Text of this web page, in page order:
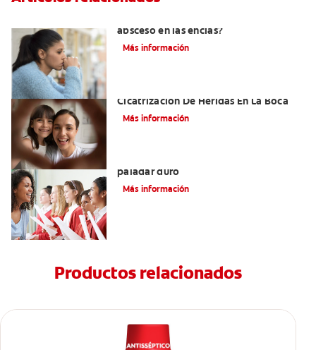
absceso en las encías?
Más información
Cicatrización De Heridas En La Boca
Más información
paladar duro
Más información
Productos relacionados